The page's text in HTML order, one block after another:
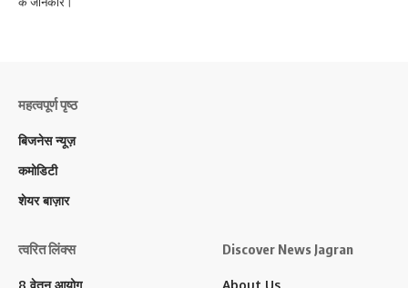
महत्वपूर्ण पृष्ठ
बिजनेस न्यूज़
कमोडिटी
शेयर बाज़ार
त्वरित लिंक्स Discover News Jagran